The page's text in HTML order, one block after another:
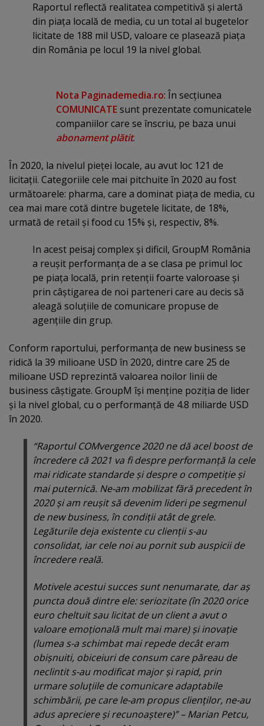
Raportul reflectă realitatea competitivă şi alertă
din piaţa locală de media, cu un total al bugetelor
licitate de 188 mil USD, valoare ce plasează piaţa
din România pe locul 19 la nivel global.
Nota Paginademedia.ro: În secţiunea
COMUNICATEsunt prezentate comunicatele
companiilor care se înscriu, pe baza unui
abonament plătit.
În 2020, la nivelul pieţei locale, au avut loc 121 de
licitaţii. Categoriile cele mai pitchuite în 2020 au fost
următoarele: pharma, care a dominat piaţa de media, cu
cea mai mare cotă dintre bugetele licitate, de 18%,
urmată de retail şi food cu 15% şi, respectiv, 8%.
In acest peisaj complex şi dificil, GroupM România
a reuşit performanţa de a se clasa pe primul loc
pe piaţa locală, prin retenţii foarte valoroase şi
prin câştigarea de noi parteneri care au decis să
aleagă soluţiile de comunicare propuse de
agenţiile din grup.
Conform raportului, performanţa de new business se
ridică la 39 milioane USD în 2020, dintre care 25 de
milioane USD reprezintă valoarea noilor linii de
business câştigate. GroupM îşi menţine poziţia de lider
şi la nivel global, cu o performanţă de 4.8 miliarde USD
în 2020.
“Raportul COMvergence 2020 ne dă acel boost de
încredere că 2021 va fi despre performanţă la cele
mai ridicate standarde şi despre o competiţie şi
mai puternică. Ne-am mobilizat fără precedent în
2020 şi am reuşit să devenim lideri pe segmenul
de new business, în condiţii atât de grele.
Legăturile deja existente cu clienţii s-au
consolidat, iar cele noi au pornit sub auspicii de
încredere reală.
Motivele acestui succes sunt nenumarate, dar aş
puncta două dintre ele: seriozitate (în 2020 orice
euro cheltuit sau licitat de un client a avut o
valoare emoţională mult mai mare) şi inovaţie
(lumea s-a schimbat mai repede decât eram
obişnuiti, obiceiuri de consum care păreau de
neclintit s-au modificat major şi rapid, prin
urmare soluţiile de comunicare adaptabile
schimbării, pe care le-am propus clienţilor, ne-au
adus apreciere şi recunoaştere)” – Marian Petcu,